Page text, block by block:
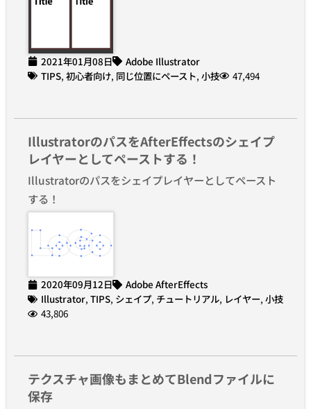
2021年01月08日
Adobe Illustrator
TIPS, 初心者向け, 同じ位置にペースト, 小技 47,494
IllustratorのパスをAfterEffectsのシェイプ
レイヤーとしてペーストする！
Illustratorのパスをシェイプレイヤーとしてペースト
する！
2020年09月12日
Adobe AfterEffects
Illustrator, TIPS, シェイプ, チュートリアル, レイヤー, 小技
43,806
テクスチャ画像もまとめてBlendファイルに
保存